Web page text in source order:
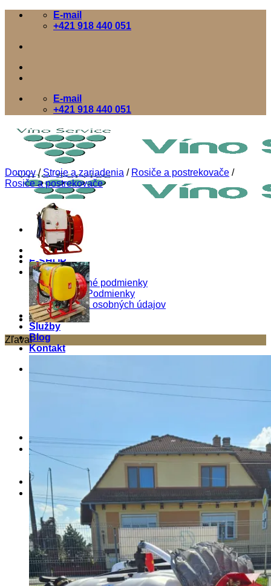
Skip
E-mail
+421 918 440 051
E-mail
+421 918 440 051
Domov
E-SHOP
O nás
Obchodné podmienky
Pravné Podmienky
Ochrana osobných údajov
Produkty
Služby
Blog
Kontakt
Hľadať:
0
Hľadať:
Domov / Stroje a zariadenia / Rosiče a postrekovače /
Rosiče a postrekovače
Zľava!